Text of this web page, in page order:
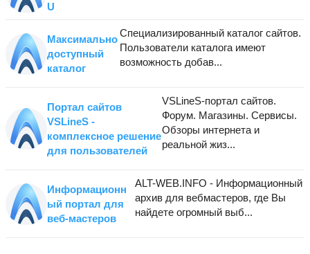
U
Максимально
доступный
каталог
Специализированный каталог сайтов.
Пользователи каталога имеют
возможность добав...
Портал сайтов
VSLineS -
комплексное решение
для пользователей
VSLineS-портал сайтов.
Форум. Магазины. Сервисы.
Обзоры интернета и
реальной жиз...
Информационн
ый портал для
веб-мастеров
ALT-WEB.INFO - Информационный
архив для вебмастеров, где Вы
найдете огромный выб...